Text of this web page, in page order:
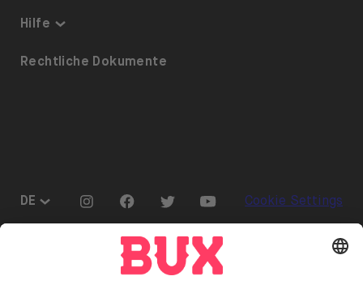
Dividenden
Sicherheit & Schutz
Hilfe
Barrierefreiheit
Rechtliche Dokumente
DE
Öffnen Sie das Sprachwechselmenü
Go to "Instagram"
Go to "Facebook"
Go to "Twitter"
Go to "Youtube"
Cookie Settings
Investitionen sind mit Risiken verbunden. Du